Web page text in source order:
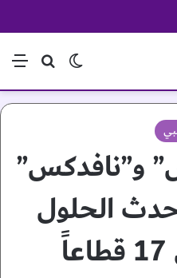
منطقة نجران السعودية
بحث عن
الوضع المظلم
و”نافدكس”
الحلول